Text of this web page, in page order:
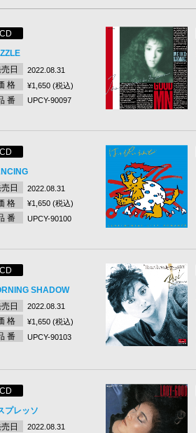
CD
日
2022.08.31
格 ¥1,650 (税込)
番 UPCY-90097
CD
日
2022.08.31
格 ¥1,650 (税込)
番 UPCY-90100
CD
SHADOW
日
2022.08.31
格 ¥1,650 (税込)
番 UPCY-90103
CD
プレッソ
日
2022.08.31